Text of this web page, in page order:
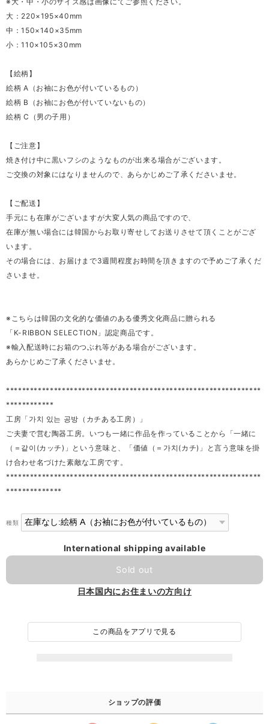
大：220×195×40mm
中：150×140×35mm
小：110×105×30mm
【絵柄】
絵柄 A（お袖にお色が付いているもの）
絵柄 B（お袖にお色が付いていないもの）
絵柄 C（男の子用）
【ご注意】
焼き付け中に黒いフシのようなものが出来る場合がございます。
ご交換の対象にはなりませんので、あらかじめご了承くださいませ。
【ご配送】
手元にも在庫がございますが大変人気の商品ですので、
在庫が無い場合には韓国からお取り寄せしてお送りさせて頂くことがござ
います。
その場合には、お届けまで3週間程度お時間を頂きますので予めご了承くだ
さいませ。
※こちらは韓国の文化的な価値のある優秀文化商品に贈られる
「K-RIBBON SELECTION」認定商品です。
※輸入配送時にお箱のつぶれ等がある場合がございます。
あらかじめご了承くださいませ。
****************************************************************
************
工房「가치 있는 공방（カチある工房）」
ご夫妻で営む陶器工房。いつも一緒に作品を作っていることから「一緒に
（＝같이(カッチ)」という意味と、「価値（＝가치(カチ)」と言う意味を掛
け合わせ名づけた素敵な工房です。
****************************************************************
**************
種類
International shipping available
Sold out
日本国内にお住まいの方向け
この商品をアプリで見る
ショップの評価